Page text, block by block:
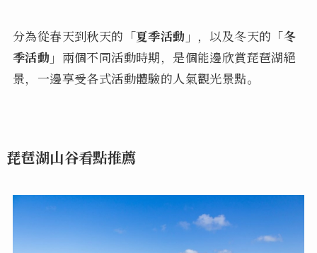
分為從春天到秋天的 「夏季活動」 ，以及冬天的 「冬
季活動」 兩個不同活動時期，是個能邊欣賞琵琶湖絕
景，一邊享受各式活動體驗的人氣觀光景點。
琵琶湖山谷看點推薦